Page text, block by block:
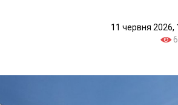
11 червня 2026,